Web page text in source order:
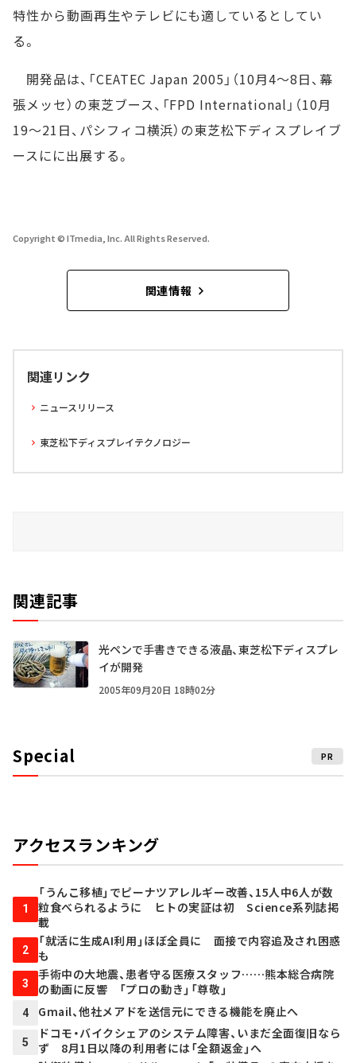
特性から動画再生やテレビにも適しているとしてい
る。
開発品は、「CEATEC Japan 2005」（10月4～8日、幕
張メッセ）の東芝ブース、「FPD International」（10月
19～21日、パシフィコ横浜）の東芝松下ディスプレイブ
ースにに出展する。
Copyright © ITmedia, Inc. All Rights Reserved.
関連情報
関連リンク
ニュースリリース
東芝松下ディスプレイテクノロジー
関連記事
光ペンで手書きできる液晶、東芝松下ディスプレ
イが開発
2005年09月20日 18時02分
Special PR
アクセスランキング
1
「うんこ移植」でピーナツアレルギー改善、15人中6人が数
粒食べられるように ヒトの実証は初 Science系列誌掲
載
2
「就活に生成AI利用」ほぼ全員に 面接で内容追及され困惑
も
3
手術中の大地震、患者守る医療スタッフ……熊本総合病院
の動画に反響 「プロの動き」「尊敬」
4 Gmail、他社メアドを送信元にできる機能を廃止へ
5
ドコモ・バイクシェアのシステム障害、いまだ全面復旧なら
ず 8月1日以降の利用者には「全額返金」へ